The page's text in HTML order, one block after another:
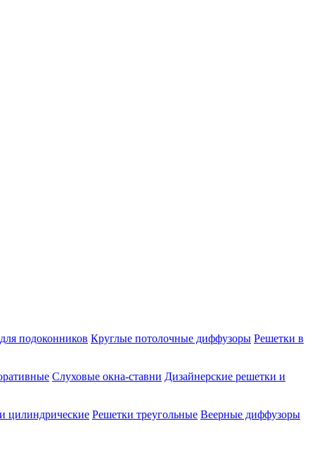
подоконников Круглые потолочные диффузоры Решетки в
Слуховые окна-ставни Дизайнерские решетки и
цилиндрические Решетки треугольные Веерные диффузоры